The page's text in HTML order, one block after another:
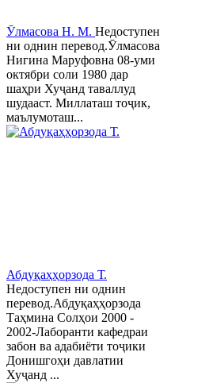
Ӯлмасова Н. М. Недоступен
ни однин перевод.Ӯлмасова
Нигина Маруфовна 08-уми
октябри соли 1980 дар
шаҳри Хуҷанд таваллуд
шудааст. Миллаташ тоҷик,
маълумоташ...
Абдуқаҳҳорзода Т.
Недоступен ни однин
перевод.Абдуқаҳҳорзода
Таҳмина Солҳои 2000 -
2002-Лаборанти кафедраи
забон ва адабиёти тоҷики
Донишгоҳи давлатии
Хуҷанд ...